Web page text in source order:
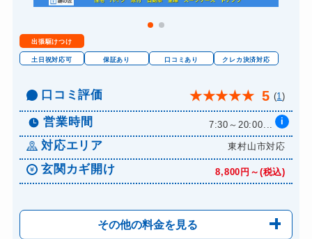
出張駆けつけ
土日祝対応可 保証あり 口コミあり クレカ決済対応
口コミ評価 ★★★★★ 5 (1)
営業時間 7:30～20:00... i
対応エリア 東村山市対応
玄関カギ開け 8,800円～(税込)
その他の料金を見る